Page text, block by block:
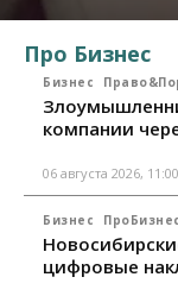
Про Бизнес
Бизнес
компании
06 августа 2026, 11:00
Бизнес ПроБизнес
цифровые